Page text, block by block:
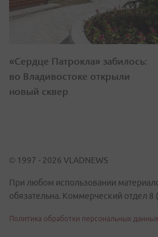
«Сердце Патрокла» забилось:
во Владивостоке открыли
новый сквер
© 1997 - 2026 VLADNEWS
При любом использовании
обязательна. Коммерческий отдел 8
Политика обработки персональных данных